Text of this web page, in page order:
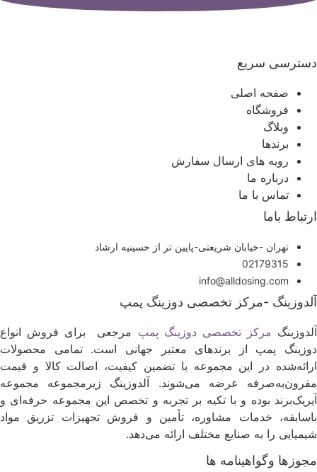
دسترسی سریع
صفحه اصلی
فروشگاه
وبلاگ
برندها
رویه های ارسال سفارش
درباره ما
تماس با ما
ارتباط باما
تهران -خیابان شریعتی-پایین تر از حسینیه ارشاد
02179315
info@alldosing.com
آلدوزینگ -مرکز تخصصی دوزینگ پمپ
مرکز تخصصی دوزینگ پمپ مرجعی برای فروش انواع
دوزینگ پمپ از برندهای معتبر جهانی است. تمامی محصولات
ارائه‌شده در این مجموعه با تضمین کیفیت، اصالت کالا و قیمت
مقرون‌به‌صرفه عرضه می‌شوند. آلدوزینگ زیرمجموعه مجموعه
آیریک‌برند بوده و با تکیه بر تجربه و تخصص این مجموعه حرفه‌ای و
باسابقه، خدمات مشاوره، تأمین و فروش تجهیزات تزریق مواد
شیمیایی را به صنایع مختلف ارائه می‌دهد.
مجوزها وگواهینامه ها